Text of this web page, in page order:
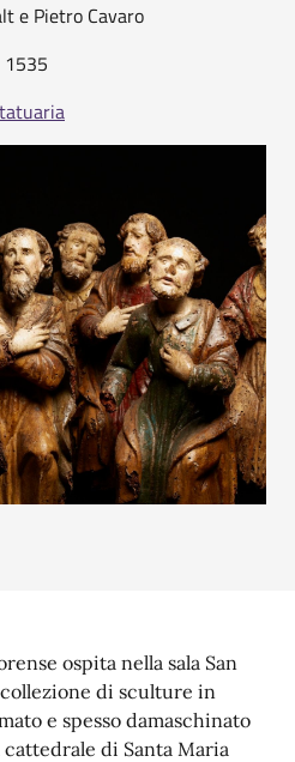
e Pietro Cavaro
1535
ospita nella sala San
di sculture in
e spesso damaschinato
di Santa Maria